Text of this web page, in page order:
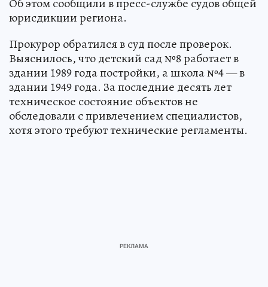
Об этом сообщили в пресс-службе судов общей
юрисдикции региона.
Прокурор обратился в суд после проверок.
Выяснилось, что детский сад №8 работает в
здании 1989 года постройки, а школа №4 — в
здании 1949 года. За последние десять лет
техническое состояние объектов не
обследовали с привлечением специалистов,
хотя этого требуют технические регламенты.